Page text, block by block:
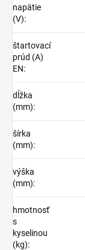
napätie
(V):
štartovací
prúd (A)
EN:
dĺžka
(mm):
šírka
(mm):
výška
(mm):
hmotnosť
s
kyselinou
(kg):